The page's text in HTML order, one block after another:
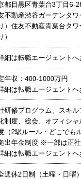
都目黒区青葉台3丁目6-
不動産渋谷ガーデンタ
）住友不動産青葉台タ
）
細は転職エージェントへ
年収：400-1000万円
細は転職エージェントへ
研修プログラム、スキ
制度、総会、オフィシ
（2駅ルール・どこでも
出年金制度 ※一部は正
細は転職エージェントへ
週休2日制（土曜・日曜